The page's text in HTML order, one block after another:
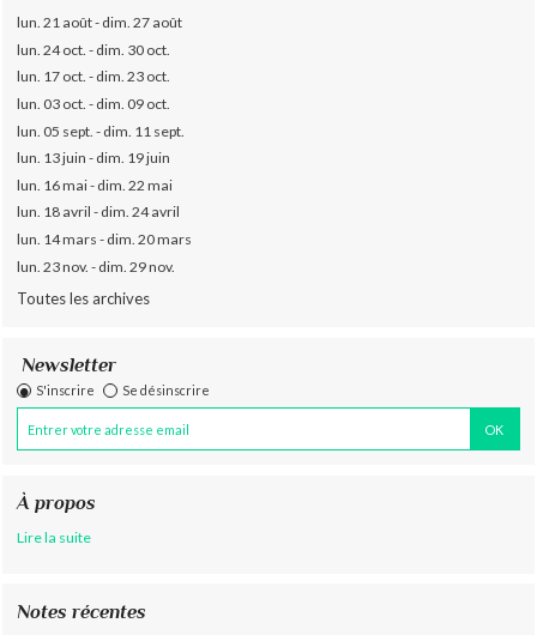
lun. 21 août - dim. 27 août
lun. 24 oct. - dim. 30 oct.
lun. 17 oct. - dim. 23 oct.
lun. 03 oct. - dim. 09 oct.
lun. 05 sept. - dim. 11 sept.
lun. 13 juin - dim. 19 juin
lun. 16 mai - dim. 22 mai
lun. 18 avril - dim. 24 avril
lun. 14 mars - dim. 20 mars
lun. 23 nov. - dim. 29 nov.
Toutes les archives
Newsletter
S'inscrire Se désinscrire
À propos
Lire la suite
Notes récentes